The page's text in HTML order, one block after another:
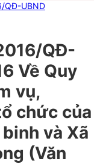
QĐ-UBND
QĐ-
Về Quy
vụ,
chức của
và Xã
(Văn